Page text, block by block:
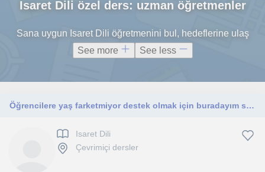
Isaret Dili özel ders: uzman öğretmenler
Sana uygun Isaret Dili öğretmenini bul, hedeflerine ulaş
See more
See less
Öğrencilere yaş farketmiyor destek olmak için buradayım size
Isaret Dili
Çevrimiçi dersler